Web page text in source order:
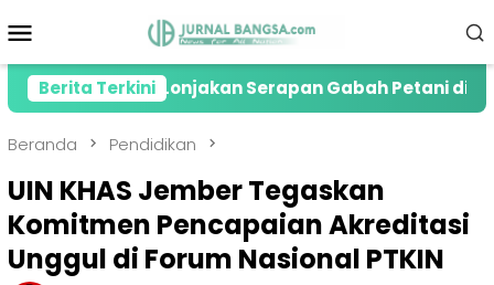
ke
Mobile
Berita Terkini
Lonjakan Serapan Gabah Petani di Jember
Beranda Pendidikan
UIN KHAS Jember Tegaskan
Komitmen Pencapaian Akreditasi
Unggul di Forum Nasional PTKIN